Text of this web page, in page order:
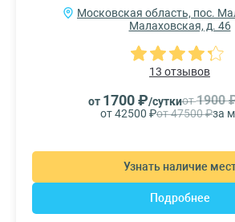
Московская область, пос.
Малаховская, д. 46
13 отзывов
от 1700 ₽/суткиот1900
от 42500 ₽от 47500 ₽за
Узнать наличие
Подробнее